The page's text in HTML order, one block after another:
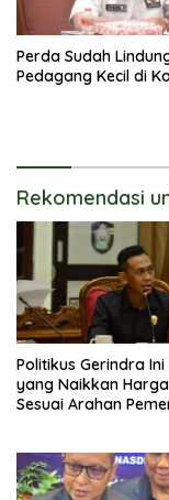
Perda Sudah
Pedagang Kecil di
Rekomendasi
Politikus Gerindra Ini
yang Naikkan
Sesuai Arahan